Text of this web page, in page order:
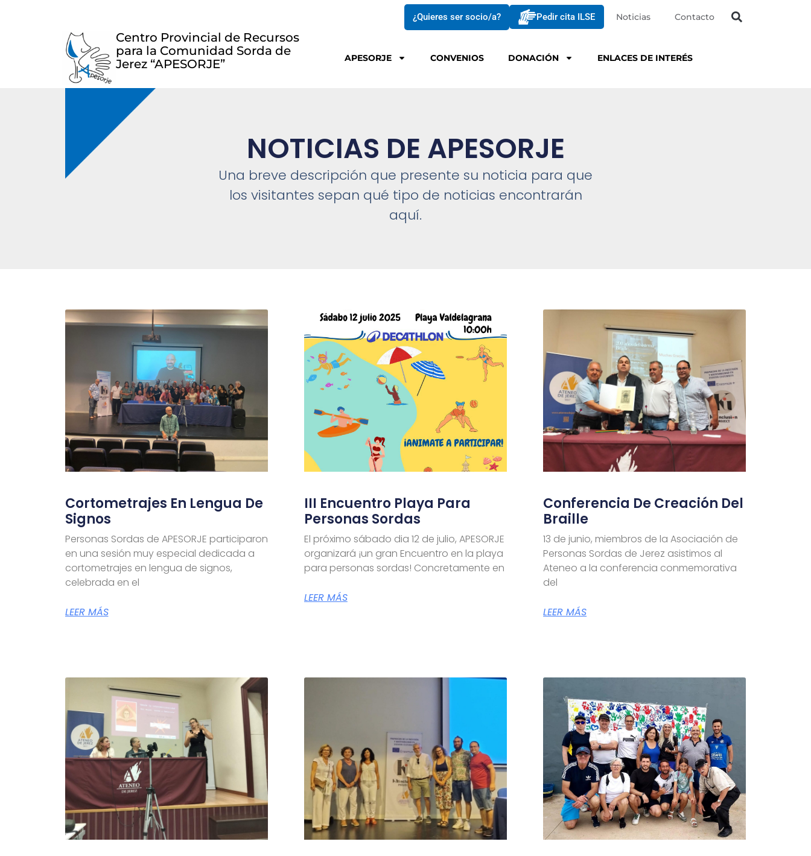
¿Quieres ser socio/a? Pedir cita ILSE Noticias Contacto
Centro Provincial de Recursos
para la Comunidad Sorda de
Jerez “APESORJE”
APESORJE CONVENIOS DONACIÓN ENLACES DE INTERÉS
NOTICIAS DE APESORJE
Una breve descripción que presente su noticia para que
los visitantes sepan qué tipo de noticias encontrarán
aquí.
Cortometrajes En Lengua De
Signos
Personas Sordas de APESORJE participaron
en una sesión muy especial dedicada a
cortometrajes en lengua de signos,
celebrada en el
LEER MÁS
III Encuentro Playa Para
Personas Sordas
El próximo sábado dia 12 de julio, APESORJE
organizará ¡un gran Encuentro en la playa
para personas sordas! Concretamente en
LEER MÁS
Conferencia De Creación Del
Braille
13 de junio, miembros de la Asociación de
Personas Sordas de Jerez asistimos al
Ateneo a la conferencia conmemorativa
del
LEER MÁS